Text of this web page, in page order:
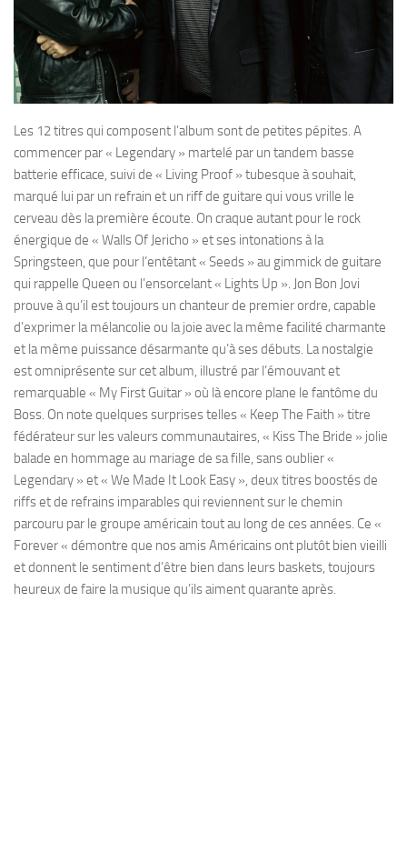
Les 12 titres qui composent l’album sont de petites pépites. A
commencer par « Legendary » martelé par un tandem basse
batterie efficace, suivi de « Living Proof » tubesque à souhait,
marqué lui par un refrain et un riff de guitare qui vous vrille le
cerveau dès la première écoute. On craque autant pour le rock
énergique de « Walls Of Jericho » et ses intonations à la
Springsteen, que pour l’entêtant « Seeds » au gimmick de guitare
qui rappelle Queen ou l’ensorcelant « Lights Up ». Jon Bon Jovi
prouve à qu’il est toujours un chanteur de premier ordre, capable
d’exprimer la mélancolie ou la joie avec la même facilité charmante
et la même puissance désarmante qu’à ses débuts. La nostalgie
est omniprésente sur cet album, illustré par l’émouvant et
remarquable « My First Guitar » où là encore plane le fantôme du
Boss. On note quelques surprises telles « Keep The Faith » titre
fédérateur sur les valeurs communautaires, « Kiss The Bride » jolie
balade en hommage au mariage de sa fille, sans oublier «
Legendary » et « We Made It Look Easy », deux titres boostés de
riffs et de refrains imparables qui reviennent sur le chemin
parcouru par le groupe américain tout au long de ces années. Ce «
Forever « démontre que nos amis Américains ont plutôt bien vieilli
et donnent le sentiment d’être bien dans leurs baskets, toujours
heureux de faire la musique qu’ils aiment quarante après.